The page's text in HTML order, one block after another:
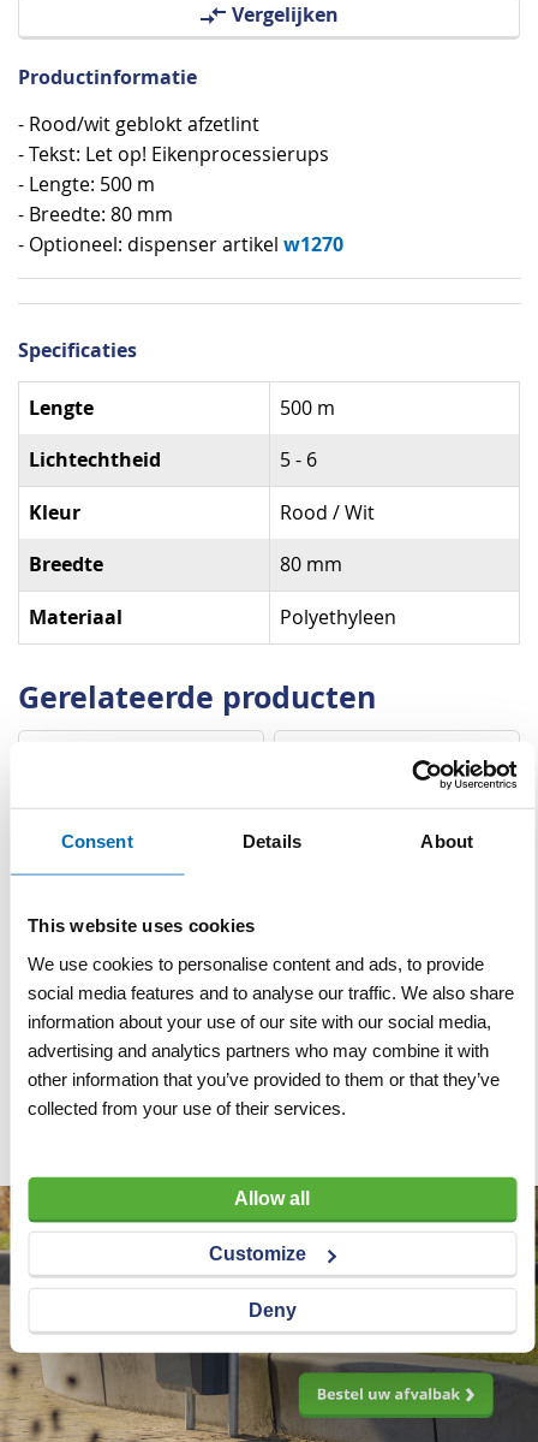
Consent Details About
This website uses cookies
We use cookies to personalise content and ads, to provide
social media features and to analyse our traffic. We also share
information about your use of our site with our social media,
advertising and analytics partners who may combine it with
other information that you’ve provided to them or that they’ve
collected from your use of their services.
Allow all
Customize
Deny
Vergelijken
Productinformatie
- Rood/wit geblokt afzetlint
- Tekst: Let op! Eikenprocessierups
- Lengte: 500 m
- Breedte: 80 mm
- Optioneel: dispenser artikel w1270
Specificaties
Specificaties
Lengte 500 m
Lichtechtheid 5 - 6
Kleur Rood / Wit
Breedte 80 mm
Materiaal Polyethyleen
Gerelateerde producten
Afzetband rood/wit per
rol 500 m
VERLANGLIJST
VERGELIJKEN
Artnr w1271 excl. btw
€ 20,50
Afzetband-dispenser
VERLANGLIJST
VERGELIJKEN
Artnr w1270 excl. btw
€ 18,50